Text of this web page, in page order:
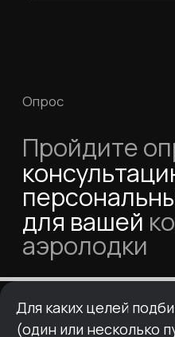
Для каких целей
(один или несколько
Север 650
Удобные кресла для водителя и
в первом ряду и мягкое сплошное П-
образное сидение во втором.
Подробнее
от 4